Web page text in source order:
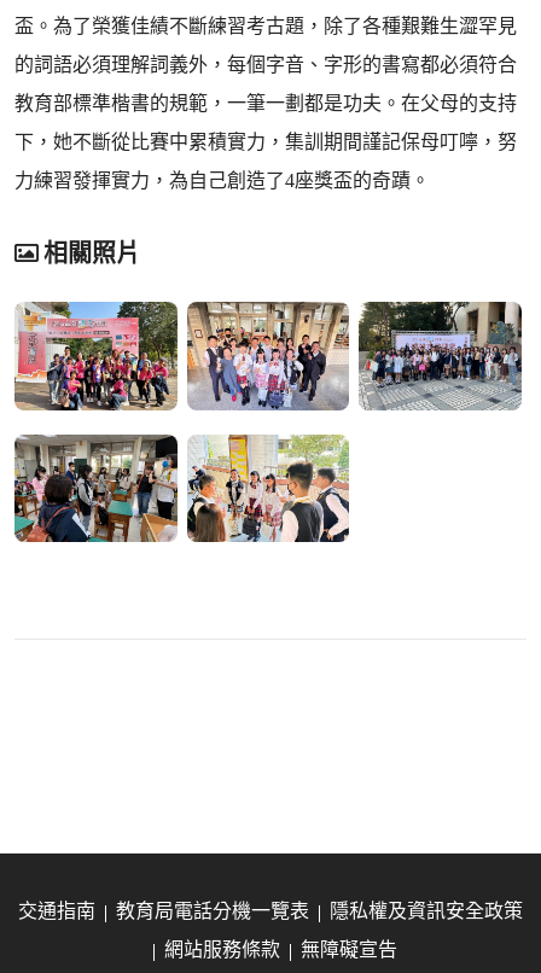
盃。為了榮獲佳績不斷練習考古題，除了各種艱難生澀罕見
的詞語必須理解詞義外，每個字音、字形的書寫都必須符合
教育部標準楷書的規範，一筆一劃都是功夫。在父母的支持
下，她不斷從比賽中累積實力，集訓期間謹記保母叮嚀，努
力練習發揮實力，為自己創造了4座獎盃的奇蹟。
相關照片
交通指南 教育局電話分機一覽表
隱私權及資訊安全政策
網站服務條款
無障礙宣告